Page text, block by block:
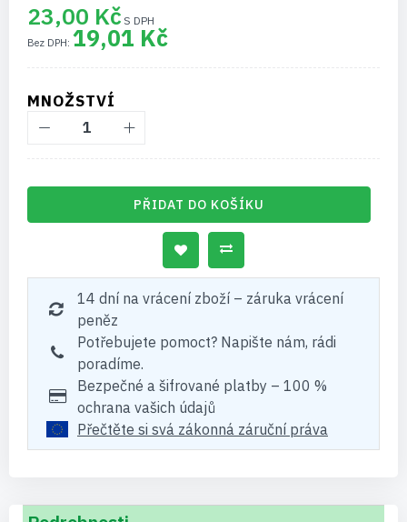
23,00 Kč
19,01 Kč
MNOŽSTVÍ
PŘIDAT DO KOŠÍKU
14 dní na vrácení zboží – záruka vrácení
peněz
Potřebujete pomoct? Napište nám, rádi
poradíme.
Bezpečné a šifrované platby – 100 %
ochrana vašich údajů
Přečtěte si svá zákonná záruční práva